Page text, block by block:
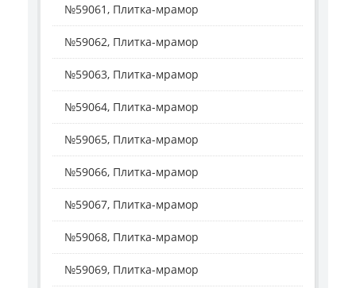
№59061, Плитка-мрамор
№59062, Плитка-мрамор
№59063, Плитка-мрамор
№59064, Плитка-мрамор
№59065, Плитка-мрамор
№59066, Плитка-мрамор
№59067, Плитка-мрамор
№59068, Плитка-мрамор
№59069, Плитка-мрамор